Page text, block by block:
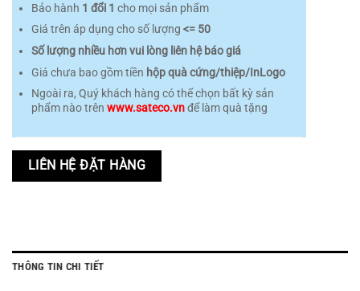
Bảo hành 1 đổi 1 cho mọi sản phẩm
Giá trên áp dụng cho số lượng <= 50
Số lượng nhiều hơn vui lòng liên hệ báo giá
Giá chưa bao gồm tiền hộp quà cứng/thiệp/InLogo
Ngoài ra, Quý khách hàng có thể chọn bất kỳ sản
phẩm nào trên www.sateco.vnđể làm quà tặng
LIÊN HỆ ĐẶT HÀNG
THÔNG TIN CHI TIẾT